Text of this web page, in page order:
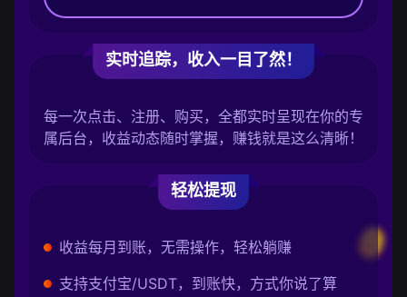
实时追踪，收入一目了然！
每一次点击、注册、购买，全都实时呈现在你的专
属后台，收益动态随时掌握，赚钱就是这么清晰！
轻松提现
收益每月到账，无需操作，轻松躺赚
支持支付宝/USDT，到账快，方式你说了算